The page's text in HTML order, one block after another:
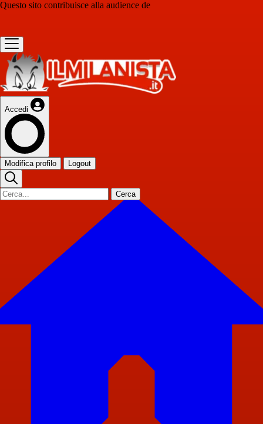
Questo sito contribuisce alla audience de
Accedi
Modifica profilo Logout
Cerca